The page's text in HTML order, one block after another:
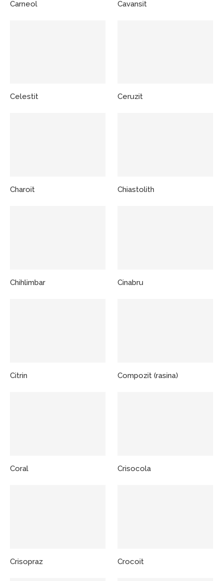
Carneol Cavansit
Celestit Ceruzit
Charoit Chiastolith
Chihlimbar Cinabru
Citrin Compozit (rasina)
Coral Crisocola
Crisopraz Crocoit